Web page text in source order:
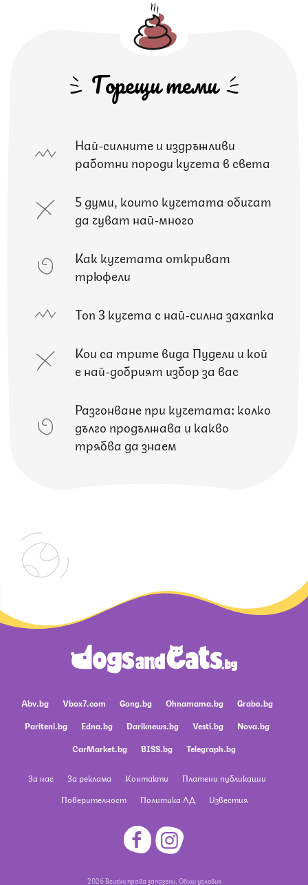
Горещи теми
Най-силните и издръжливи
работни породи кучета в света
5 думи, които кучетата обичат
да чуват най-много
Как кучетата откриват
трюфели
Топ 3 кучета с най-силна захапка
Кои са трите вида Пудели и кой
е най-добрият избор за вас
Разгонване при кучетата: колко
дълго продължава и какво
трябва да знаем
Abv.bg Vbox7.com Gong.bg Ohnamama.bg
Grabo.bg
Pariteni.bg
Edna.bg Dariknews.bg Vesti.bg
Nova.bg
CarMarket.bg
BISS.bg Telegraph.bg
За нас За реклама Контакти
Платени публикации
Поверителност
Политика ЛД Известия
2026 Всички права запазени. Общи условия